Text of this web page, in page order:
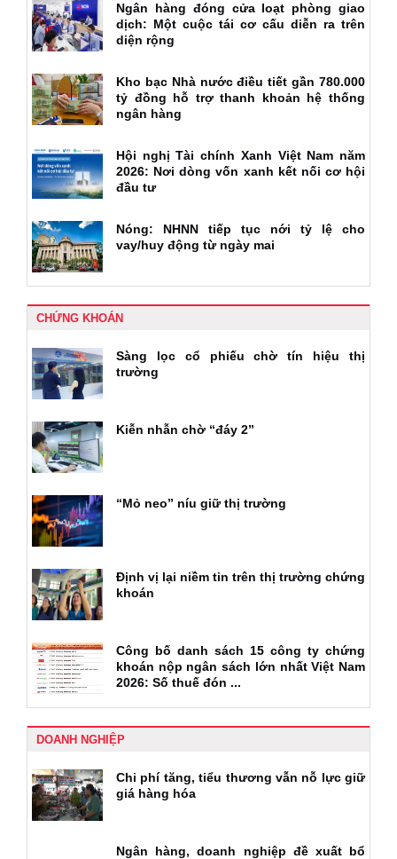
Ngân hàng đóng cửa loạt phòng giao
dịch: Một cuộc tái cơ cấu diễn ra trên
diện rộng
Kho bạc Nhà nước điều tiết gần 780.000
tỷ đồng hỗ trợ thanh khoản hệ thống
ngân hàng
Hội nghị Tài chính Xanh Việt Nam năm
2026: Nơi dòng vốn xanh kết nối cơ hội
đầu tư
Nóng: NHNN tiếp tục nới tỷ lệ cho
vay/huy động từ ngày mai
CHỨNG KHOÁN
Sàng lọc cổ phiếu chờ tín hiệu thị
trường
Kiễn nhẫn chờ “đáy 2”
“Mỏ neo” níu giữ thị trường
Định vị lại niềm tin trên thị trường chứng
khoán
Công bố danh sách 15 công ty chứng
khoán nộp ngân sách lớn nhất Việt Nam
2026: Số thuế đón ...
DOANH NGHIỆP
Chi phí tăng, tiểu thương vẫn nỗ lực giữ
giá hàng hóa
Ngân hàng, doanh nghiệp đề xuất bổ